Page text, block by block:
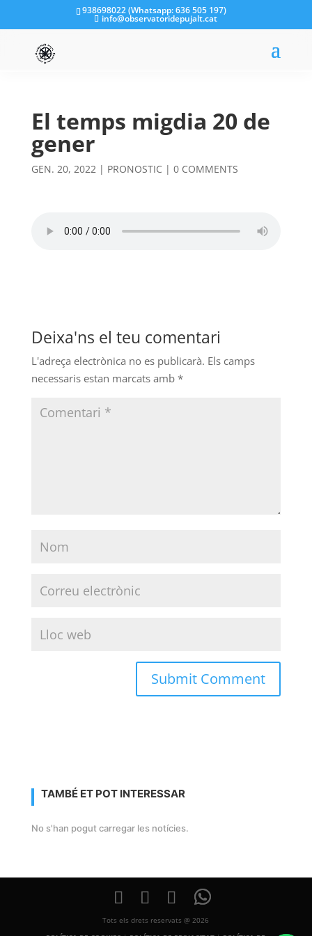
938698022 (Whatsapp: 636 505 197)
info@observatoridepujalt.cat
El temps migdia 20 de
gener
GEN. 20, 2022| PRONOSTIC | 0 COMMENTS
Deixa'ns el teu comentari
L'adreça electrònica no es publicarà. Els camps
necessaris estan marcats amb *
TAMBÉ ET POT INTERESSAR
No s'han pogut carregar les notícies.
Tots els drets reservats @ 2026